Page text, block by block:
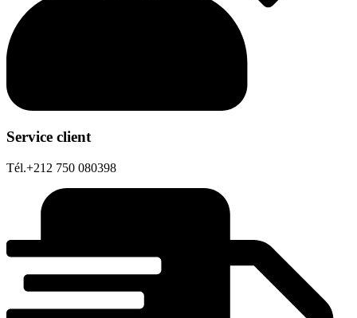
Service client
Tél.+212 750 080398